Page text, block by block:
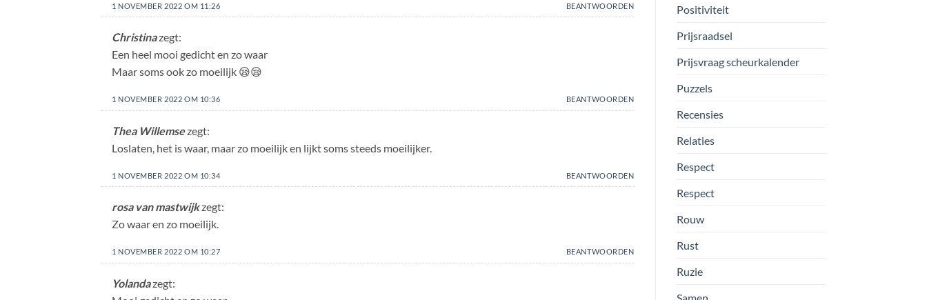
1 NOVEMBER 2022 OM 11:26 BEANTWOORDEN
Christinazegt:
Een heel mooi gedicht en zo waar
Maar soms ook zo moeilijk 😪😪
1 NOVEMBER 2022 OM 10:36 BEANTWOORDEN
Thea Willemsezegt:
Loslaten, het is waar, maar zo moeilijk en lijkt soms steeds moeilijker.
1 NOVEMBER 2022 OM 10:34 BEANTWOORDEN
rosa van mastwijkzegt:
Zo waar en zo moeilijk.
1 NOVEMBER 2022 OM 10:27 BEANTWOORDEN
Yolandazegt:
Positiviteit
Prijsraadsel
Prijsvraag scheurkalender
Puzzels
Recensies
Relaties
Respect
Respect
Rouw
Rust
Ruzie